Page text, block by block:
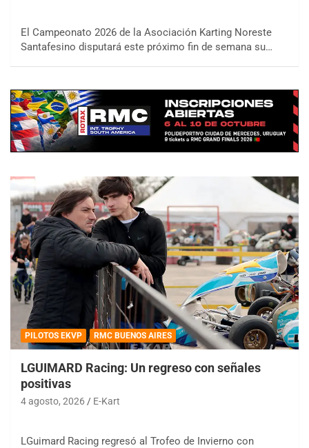
El Campeonato 2026 de la Asociación Karting Noreste
Santafesino disputará este próximo fin de semana su…
PILOTOS EKVP RMC BUENOS AIRES
LGUIMARD Racing: Un regreso con señales
positivas
4 agosto, 2026 E-Kart
LGuimard Racing regresó al Trofeo de Invierno con